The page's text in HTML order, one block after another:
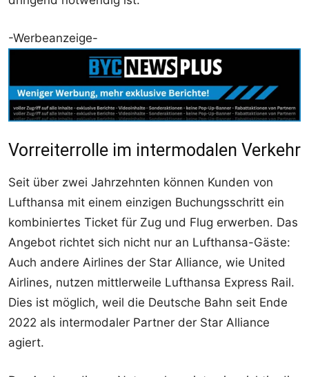
-Werbeanzeige-
Vorreiterrolle im intermodalen Verkehr
Seit über zwei Jahrzehnten können Kunden von
Lufthansa mit einem einzigen Buchungsschritt ein
kombiniertes Ticket für Zug und Flug erwerben. Das
Angebot richtet sich nicht nur an Lufthansa-Gäste:
Auch andere Airlines der Star Alliance, wie United
Airlines, nutzen mittlerweile Lufthansa Express Rail.
Dies ist möglich, weil die Deutsche Bahn seit Ende
2022 als intermodaler Partner der Star Alliance
agiert.